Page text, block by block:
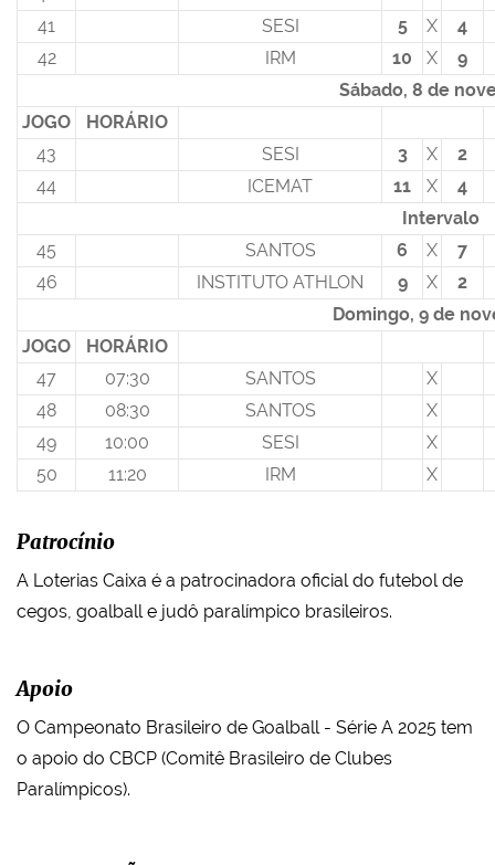
41
SESI 5 X
4
42
IRM 10 X
9
Sábado, 8 de
JOGO
HORÁRIO
43
SESI 3 X
2
44
ICEMAT 11 X 4
Intervalo
45
SANTOS 6 X
7
46
INSTITUTO ATHLON 9 X
2
Domingo, 9 de
JOGO
HORÁRIO
47
07:30 SANTOS X
48
08:30 SANTOS
X
49
10:00 SESI
X
50
11:20 IRM X
Patrocínio
A Loterias Caixa é a patrocinadora oficial do futebol de
cegos, goalball e judô paralímpico brasileiros.
Apoio
O Campeonato Brasileiro de Goalball - Série A 2025 tem
o apoio do CBCP (Comitê Brasileiro de Clubes
Paralímpicos).